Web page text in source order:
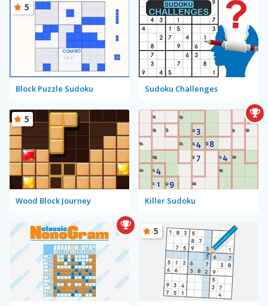
Block Puzzle Sudoku
5
Sudoku Challenges
Wood Block Journey
5
Killer Sudoku
5